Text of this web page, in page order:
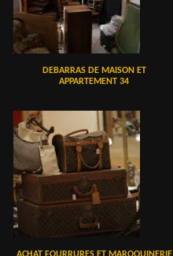
DEBARRAS DE MAISON ET
APPARTEMENT 34